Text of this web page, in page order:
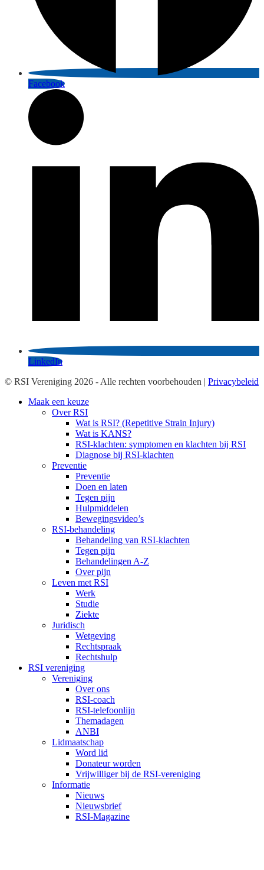
Facebook
LinkedIn
© RSI Vereniging 2026 - Alle rechten voorbehouden | Privacybeleid
Maak een keuze
Over RSI
Wat is RSI? (Repetitive Strain Injury)
Wat is KANS?
RSI-klachten: symptomen en klachten bij RSI
Diagnose bij RSI-klachten
Preventie
Preventie
Doen en laten
Tegen pijn
Hulpmiddelen
Bewegingsvideo’s
RSI-behandeling
Behandeling van RSI-klachten
Tegen pijn
Behandelingen A-Z
Over pijn
Leven met RSI
Werk
Studie
Ziekte
Juridisch
Wetgeving
Rechtspraak
Rechtshulp
RSI vereniging
Vereniging
Over ons
RSI-coach
RSI-telefoonlijn
Themadagen
ANBI
Lidmaatschap
Word lid
Donateur worden
Vrijwilliger bij de RSI-vereniging
Informatie
Nieuws
Nieuwsbrief
RSI-Magazine